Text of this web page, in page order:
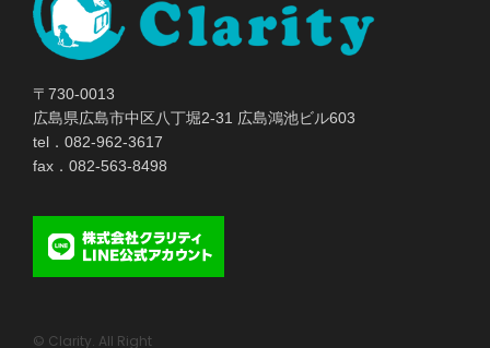
〒730-0013
広島県広島市中区八丁堀2-31 広島鴻池ビル603
tel．082-962-3617
fax．082-563-8498
© Clarity. All Right